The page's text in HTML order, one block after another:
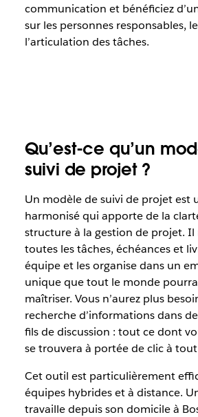
communication et bénéficiez
sur les personnes responsables,
l’articulation des tâches.
Qu’est-ce qu’un
suivi de projet ?
Un modèle de suivi de projet est
harmonisé qui apporte de la
structure à la gestion de projet. Il
toutes les tâches, échéances et
équipe et les organise dans un
unique que tout le monde
maîtriser. Vous n’aurez plus
recherche d’informations dans
fils de discussion : tout ce dont
se trouvera à portée de clic à
Cet outil est particulièrement
équipes hybrides et à distance.
travaille depuis son domicile à